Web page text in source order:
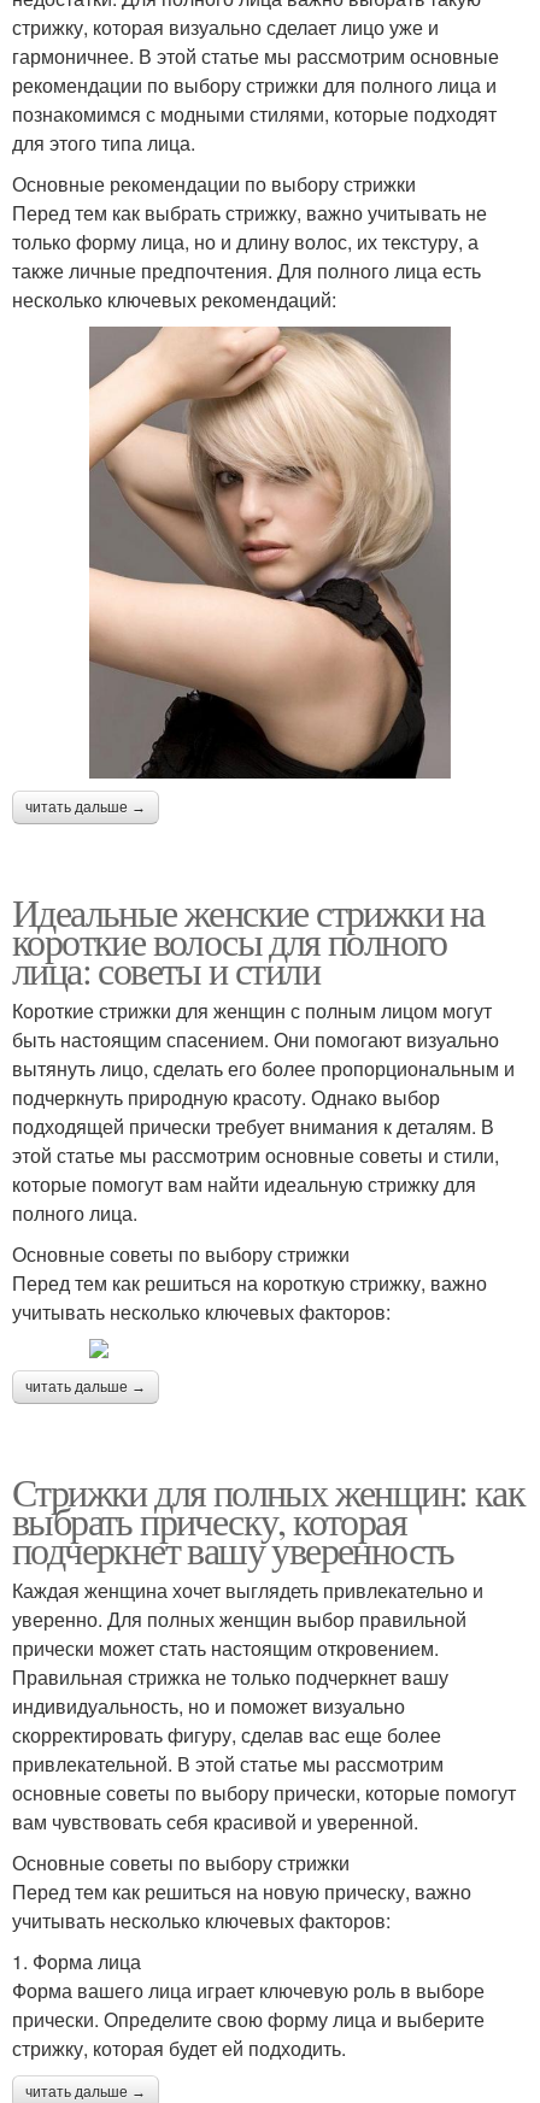
стрижку, которая визуально сделает лицо уже и
гармоничнее. В этой статье мы рассмотрим основные
рекомендации по выбору стрижки для полного лица и
познакомимся с модными стилями, которые подходят
для этого типа лица.
Основные рекомендации по выбору стрижки
Перед тем как выбрать стрижку, важно учитывать не
только форму лица, но и длину волос, их текстуру, а
также личные предпочтения. Для полного лица есть
несколько ключевых рекомендаций:
читать дальше →
Идеальные женские стрижки на
короткие волосы для полного
лица: советы и стили
Короткие стрижки для женщин с полным лицом могут
быть настоящим спасением. Они помогают визуально
вытянуть лицо, сделать его более пропорциональным и
подчеркнуть природную красоту. Однако выбор
подходящей прически требует внимания к деталям. В
этой статье мы рассмотрим основные советы и стили,
которые помогут вам найти идеальную стрижку для
полного лица.
Основные советы по выбору стрижки
Перед тем как решиться на короткую стрижку, важно
учитывать несколько ключевых факторов:
читать дальше →
Стрижки для полных женщин: как
выбрать прическу, которая
подчеркнет вашу уверенность
Каждая женщина хочет выглядеть привлекательно и
уверенно. Для полных женщин выбор правильной
прически может стать настоящим откровением.
Правильная стрижка не только подчеркнет вашу
индивидуальность, но и поможет визуально
скорректировать фигуру, сделав вас еще более
привлекательной. В этой статье мы рассмотрим
основные советы по выбору прически, которые помогут
вам чувствовать себя красивой и уверенной.
Основные советы по выбору стрижки
Перед тем как решиться на новую прическу, важно
учитывать несколько ключевых факторов:
1. Форма лица
Форма вашего лица играет ключевую роль в выборе
прически. Определите свою форму лица и выберите
стрижку, которая будет ей подходить.
читать дальше →